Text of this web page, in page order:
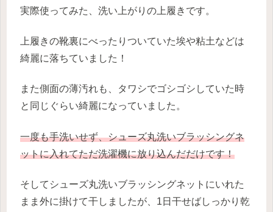
実際使ってみた、洗い上がりの上履きです。
上履きの靴裏にべったりついていた埃や粘土などは
綺麗に落ちていました！
また側面の薄汚れも、タワシでゴシゴシしていた時
と同じぐらい綺麗になっていました。
一度も手洗いせず、シューズ丸洗いブラッシングネ
ットに入れてただ洗濯機に放り込んだだけです！
そしてシューズ丸洗いブラッシングネットにいれた
まま外に掛けて干しましたが、1日干せばしっかり乾